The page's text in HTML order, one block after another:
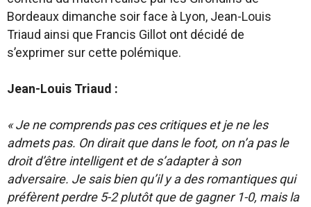
Bordeaux dimanche soir face à Lyon, Jean-Louis
Triaud ainsi que Francis Gillot ont décidé de
s’exprimer sur cette polémique.
Jean-Louis Triaud :
« Je ne comprends pas ces critiques et je ne les
admets pas. On dirait que dans le foot, on n’a pas le
droit d’être intelligent et de s’adapter à son
adversaire. Je sais bien qu’il y a des romantiques qui
préfèrent perdre 5-2 plutôt que de gagner 1-0, mais la